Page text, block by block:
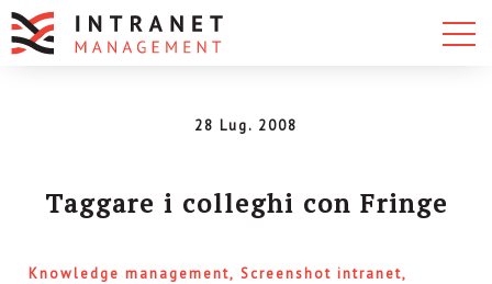
28 Lug. 2008
Taggare i colleghi con Fringe
Knowledge management
Screenshot intranet